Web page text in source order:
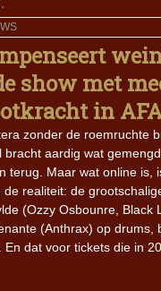
show met
in
zonder de roemruchte
bracht aardig wat
terug. Maar wat online is,
de realiteit: de
(Ozzy Osbounre, Black
(Anthrax) op drums,
En dat voor tickets die in